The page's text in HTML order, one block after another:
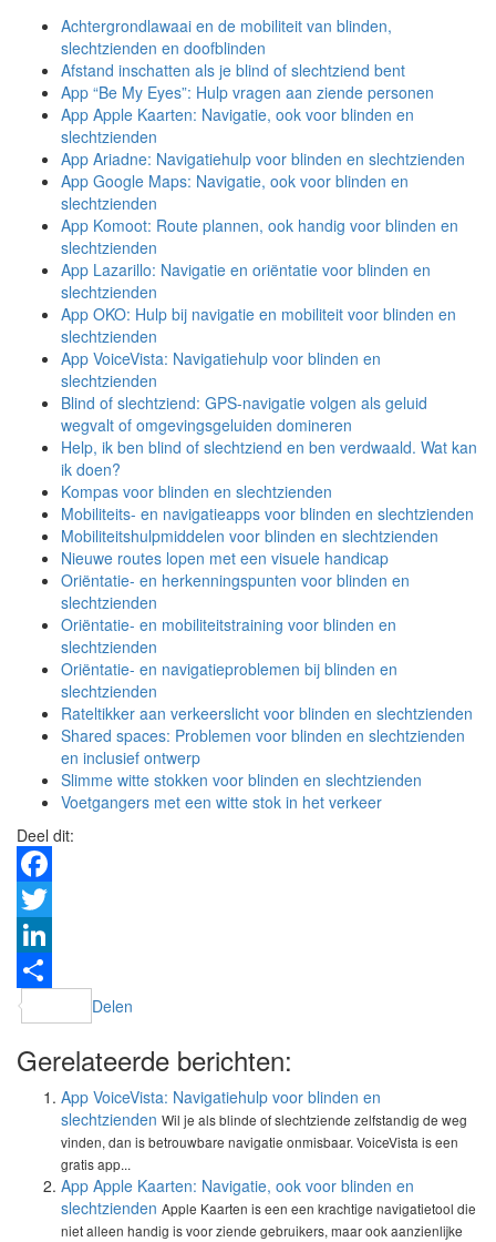
Achtergrondlawaai en de mobiliteit van blinden,
slechtzienden en doofblinden
Afstand inschatten als je blind of slechtziend bent
App “Be My Eyes”: Hulp vragen aan ziende personen
App Apple Kaarten: Navigatie, ook voor blinden en
slechtzienden
App Ariadne: Navigatiehulp voor blinden en slechtzienden
App Google Maps: Navigatie, ook voor blinden en
slechtzienden
App Komoot: Route plannen, ook handig voor blinden en
slechtzienden
App Lazarillo: Navigatie en oriëntatie voor blinden en
slechtzienden
App OKO: Hulp bij navigatie en mobiliteit voor blinden en
slechtzienden
App VoiceVista: Navigatiehulp voor blinden en
slechtzienden
Blind of slechtziend: GPS-navigatie volgen als geluid
wegvalt of omgevingsgeluiden domineren
Help, ik ben blind of slechtziend en ben verdwaald. Wat kan
ik doen?
Kompas voor blinden en slechtzienden
Mobiliteits- en navigatieapps voor blinden en slechtzienden
Mobiliteitshulpmiddelen voor blinden en slechtzienden
Nieuwe routes lopen met een visuele handicap
Oriëntatie- en herkenningspunten voor blinden en
slechtzienden
Oriëntatie- en mobiliteitstraining voor blinden en
slechtzienden
Oriëntatie- en navigatieproblemen bij blinden en
slechtzienden
Rateltikker aan verkeerslicht voor blinden en slechtzienden
Shared spaces: Problemen voor blinden en slechtzienden
en inclusief ontwerp
Slimme witte stokken voor blinden en slechtzienden
Voetgangers met een witte stok in het verkeer
Deel dit:
Facebook
Twitter
LinkedIn
Delen
Gerelateerde berichten:
App VoiceVista: Navigatiehulp voor blinden en
slechtzienden Wil je als blinde of slechtziende zelfstandig de weg
vinden, dan is betrouwbare navigatie onmisbaar. VoiceVista is een
gratis app...
App Apple Kaarten: Navigatie, ook voor blinden en
slechtzienden Apple Kaarten is een een krachtige navigatietool die
niet alleen handig is voor ziende gebruikers, maar ook aanzienlijke